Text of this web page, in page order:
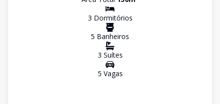
3 Dormitórios
5 Banheiros
3 Suítes
5 Vagas